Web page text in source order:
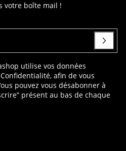
votre boîte mail !
utilise vos données
afin de vous
pouvez vous désabonner à
présent au bas de chaque